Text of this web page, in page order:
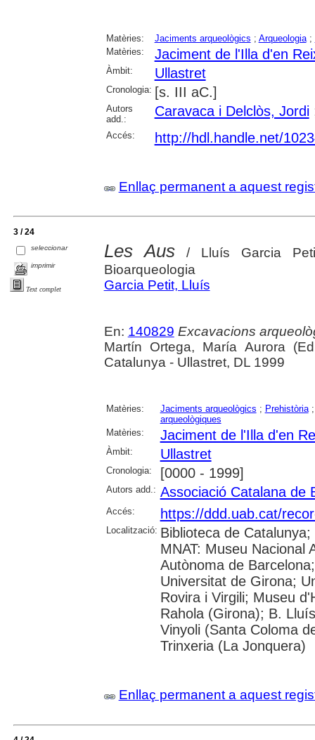
Matèries: Jaciments arqueològics ; Arqueologia;
Matèries:
Jaciment de l'Illa d'en
Àmbit: Ullastret
Cronologia: [s. III aC.]
Autors
add.:
Caravaca i Delclòs, Jordi
Accés: http://hdl.handle.net/
Enllaç permanent a aquest
3 / 24
seleccionar
imprimir
Text complet
Les Aus / Lluís Garcia
Bioarqueologia
Garcia Petit, Lluís
En: 140829 Excavacions
Martín Ortega, María Aurora
Catalunya - Ullastret, DL 1999
Matèries: Jaciments arqueològics ; Prehistòria
arqueològiques
Matèries:
Jaciment de l'Illa d'en
Àmbit: Ullastret
Cronologia: [0000 - 1999]
Autors add.: Associació Catalana de
Accés: https://ddd.uab.cat/
Localització: Biblioteca de
MNAT: Museu Nacional
Autònoma de
Universitat de Girona;
Rovira i Virgili; Museu
Rahola (Girona); B.
Vinyoli (Santa Coloma
Trinxeria (La Jonquera)
Enllaç permanent a aquest